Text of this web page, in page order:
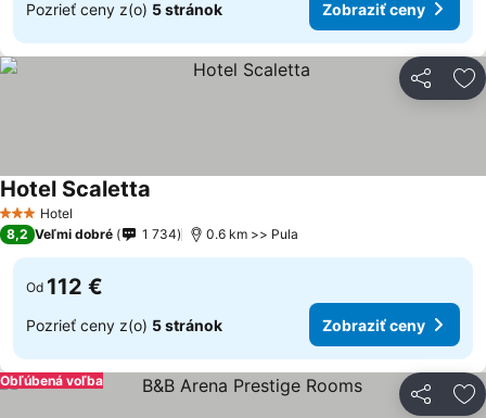
Pozrieť ceny z(o) 5 stránok Zobraziť ceny
Zdieľať
3 Počet hviezdičiek
Hotel
Hotel Scaletta
8,2 Veľmi dobré 1 734 0.6 km >> Pula
Od 112 €
Pozrieť ceny z(o) 5 stránok Zobraziť ceny
Zdieľať
Obľúbená voľba